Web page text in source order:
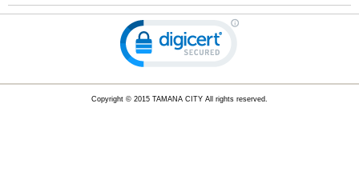
Copyright © 2015 TAMANA CITY All rights reserved.